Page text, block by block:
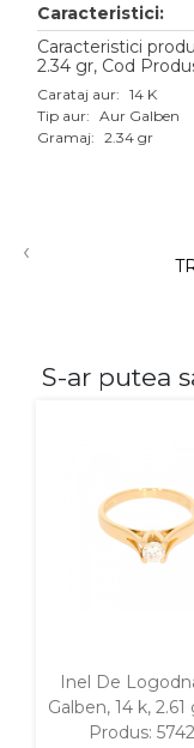
Aur alb
Aur roz
Aur mixt
18K
Caracteristici:
Caracteristici
2.34 gr, Cod
Carataj aur: 14 K
Tip aur: Aur Galben
Gramaj: 2.34 gr
‹
S-ar putea
Inel De
Galben, 14 k, 2.61
Produs: